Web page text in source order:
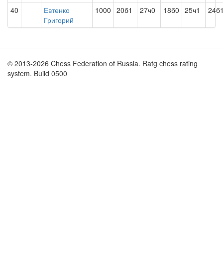
40
Евтенко
Григорий
1000 20б1 27ч0 18б0 25ч1
© 2013-2026 Chess Federation of Russia. Ratg chess rating
system. Build 0500